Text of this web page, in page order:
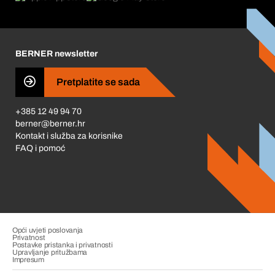
Business Conduct
BERNER newsletter
Pretplatite se sada
+385 12 49 94 70
berner@berner.hr
Kontakt i služba za korisnike
FAQ i pomoć
Opći uvjeti poslovanja
Privatnost
Postavke pristanka i privatnosti
Upravljanje pritužbama
Impresum